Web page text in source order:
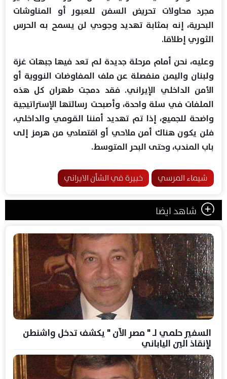
مجرد محاولات تحريض السفن للعبور أو المناوشات
البحرية، إنه بمثابة تهديد وجودي لن يسمح به الحرس
الثوري إطلاقا.
وعليه، نحن أمام مرحلة جديدة لم تعد فيها جبهات غزة
ولبنان واليمن منفصلة عن ملف المفاوضات النووية أو
الأمن الداخلي الإيراني. فقد دمجت طهران كل هذه
الملفات في سلة واحدة، وأصبحت رسالتها الإستراتيجية
واضحة للجميع، إذا تم تهديد أمننا القومي والداخلي،
فلن يكون هناك أمن ملاحي أو اقتصادي من هرمز إلى
باب المندب، وحتى البحر المتوسط.
شيماء المرسي خبيرة في الشأن الايراني
شاهد ايضا
السفير حلمي لـ " مصر الآن " يكشف تدخل واشنطن
لإنقاذ الين الياباني